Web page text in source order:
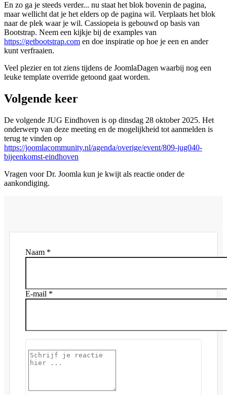
En zo ga je steeds verder... nu staat het blok bovenin de pagina,
maar wellicht dat je het elders op de pagina wil. Verplaats het blok
naar de plek waar je wil. Cassiopeia is gebouwd op basis van
Bootstrap. Neem een kijkje bij de examples van
https://getbootstrap.com en doe inspiratie op hoe je een en ander
kunt verfraaien.
Veel plezier en tot ziens tijdens de JoomlaDagen waarbij nog een
leuke template override getoond gaat worden.
Volgende keer
De volgende JUG Eindhoven is op dinsdag 28 oktober 2025. Het
onderwerp van deze meeting en de mogelijkheid tot aanmelden is
terug te vinden op
https://joomlacommunity.nl/agenda/overige/event/809-jug040-
bijeenkomst-eindhoven
Vragen voor Dr. Joomla kun je kwijt als reactie onder de
aankondiging.
Naam *
E-mail *